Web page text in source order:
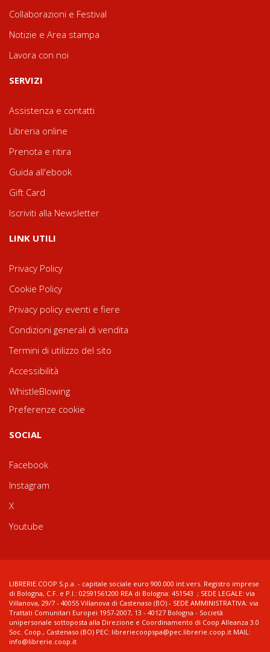
Collaborazioni e Festival
Notizie e Area stampa
Lavora con noi
SERVIZI
Assistenza e contatti
Libreria online
Prenota e ritira
Guida all'ebook
Gift Card
Iscriviti alla Newsletter
LINK UTILI
Privacy Policy
Cookie Policy
Privacy policy eventi e fiere
Condizioni generali di vendita
Termini di utilizzo del sito
Accessibilità
WhistleBlowing
Preferenze cookie
SOCIAL
Facebook
Instagram
X
Youtube
LIBRERIE.COOP S.p.a. - capitale sociale euro 900.000 int.vers. Registro imprese
di Bologna, C.F. e P.I.: 02591561200 REA di Bologna: 451543 ; SEDE LEGALE: via
Villanova, 29/7 - 40055 Villanova di Castenaso (BO) - SEDE AMMINISTRATIVA: via
Trattati Comunitari Europei 1957-2007, 13 - 40127 Bologna - Società
unipersonale sottoposta alla Direzione e Coordinamento di Coop Alleanza 3.0
Soc. Coop., Castenaso (BO) PEC: libreriecoopspa@pec.librerie.coop.it MAIL:
info@librerie.coop.it